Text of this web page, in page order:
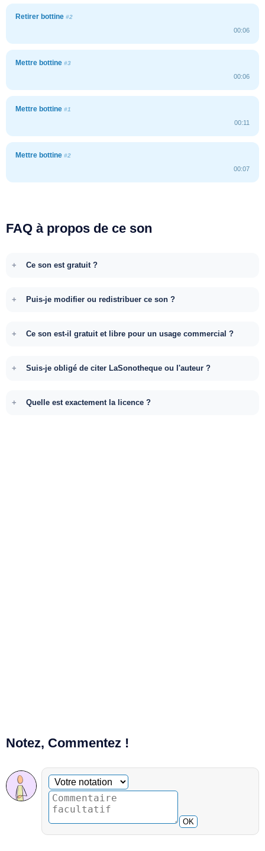
Retirer bottine #2
00:06
Mettre bottine #3
00:06
Mettre bottine #1
00:11
Mettre bottine #2
00:07
FAQ à propos de ce son
Ce son est gratuit ?
Puis-je modifier ou redistribuer ce son ?
Ce son est-il gratuit et libre pour un usage commercial ?
Suis-je obligé de citer LaSonotheque ou l'auteur ?
Quelle est exactement la licence ?
Notez, Commentez !
Commentaire facultatif
Votre notation
OK